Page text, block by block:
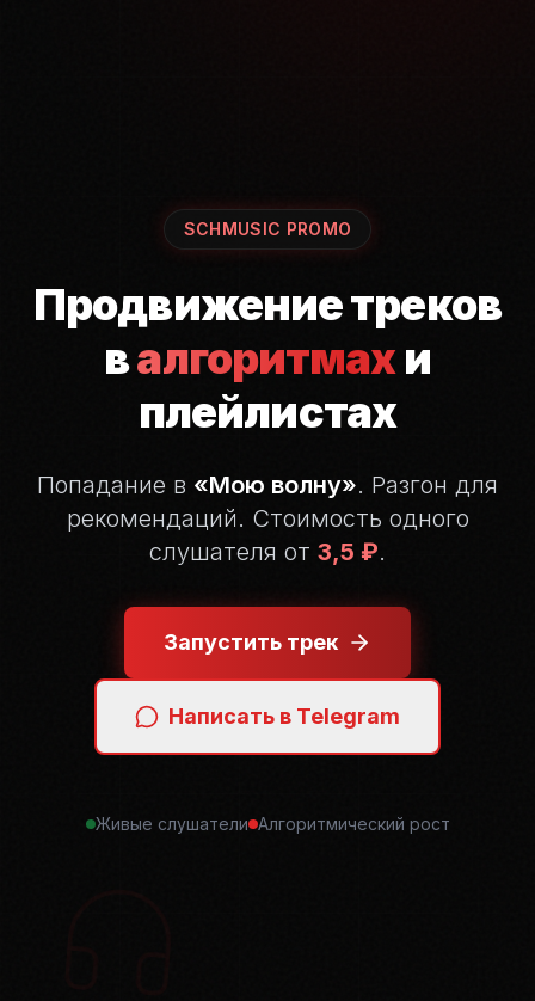
SCHMUSIC PROMO
Продвижение треков
валгоритмахи
плейлистах
Попадание в «Мою волну». Разгон для
рекомендаций. Стоимость одного
слушателя от 3,5 ₽.
Запустить трек
Написать в Telegram
Живые слушатели Алгоритмический рост